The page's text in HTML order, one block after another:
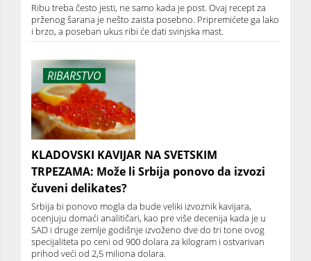
Ribu treba često jesti, ne samo kada je post. Ovaj recept za
prženog šarana je nešto zaista posebno. Pripremićete ga lako
i brzo, a poseban ukus ribi će dati svinjska mast.
RIBARSTVO
KLADOVSKI KAVIJAR NA SVETSKIM
TRPEZAMA: Može li Srbija ponovo da izvozi
čuveni delikates?
Srbija bi ponovo mogla da bude veliki izvoznik kavijara,
ocenjuju domaći analitičari, kao pre više decenija kada je u
SAD i druge zemlje godišnje izvoženo dve do tri tone ovog
specijaliteta po ceni od 900 dolara za kilogram i ostvarivan
prihod veći od 2,5 miliona dolara.